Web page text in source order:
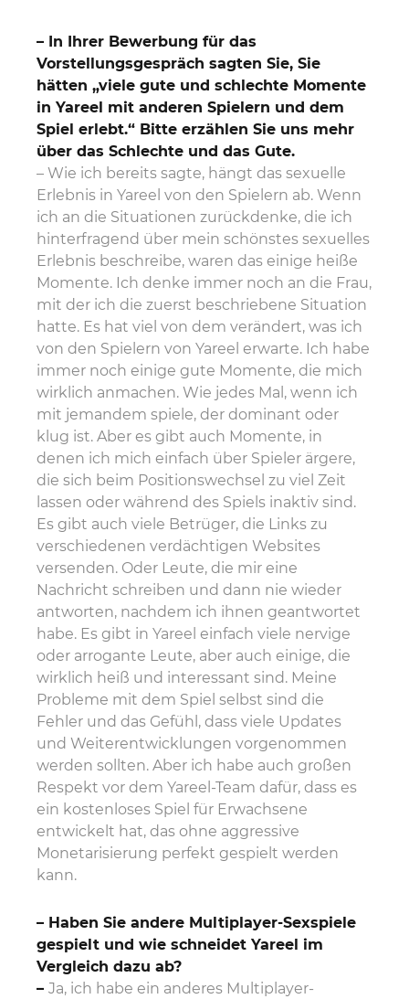
– In Ihrer Bewerbung für das
Vorstellungsgespräch sagten Sie, Sie
hätten „viele gute und schlechte Momente
in Yareel mit anderen Spielern und dem
Spiel erlebt.“ Bitte erzählen Sie uns mehr
über das Schlechte und das Gute.
– Wie ich bereits sagte, hängt das sexuelle
Erlebnis in Yareel von den Spielern ab. Wenn
ich an die Situationen zurückdenke, die ich
hinterfragend über mein schönstes sexuelles
Erlebnis beschreibe, waren das einige heiße
Momente. Ich denke immer noch an die Frau,
mit der ich die zuerst beschriebene Situation
hatte. Es hat viel von dem verändert, was ich
von den Spielern von Yareel erwarte. Ich habe
immer noch einige gute Momente, die mich
wirklich anmachen. Wie jedes Mal, wenn ich
mit jemandem spiele, der dominant oder
klug ist. Aber es gibt auch Momente, in
denen ich mich einfach über Spieler ärgere,
die sich beim Positionswechsel zu viel Zeit
lassen oder während des Spiels inaktiv sind.
Es gibt auch viele Betrüger, die Links zu
verschiedenen verdächtigen Websites
versenden. Oder Leute, die mir eine
Nachricht schreiben und dann nie wieder
antworten, nachdem ich ihnen geantwortet
habe. Es gibt in Yareel einfach viele nervige
oder arrogante Leute, aber auch einige, die
wirklich heiß und interessant sind. Meine
Probleme mit dem Spiel selbst sind die
Fehler und das Gefühl, dass viele Updates
und Weiterentwicklungen vorgenommen
werden sollten. Aber ich habe auch großen
Respekt vor dem Yareel-Team dafür, dass es
ein kostenloses Spiel für Erwachsene
entwickelt hat, das ohne aggressive
Monetarisierung perfekt gespielt werden
kann.
– Haben Sie andere Multiplayer-Sexspiele
gespielt und wie schneidet Yareel im
Vergleich dazu ab?
– Ja, ich habe ein anderes Multiplayer-